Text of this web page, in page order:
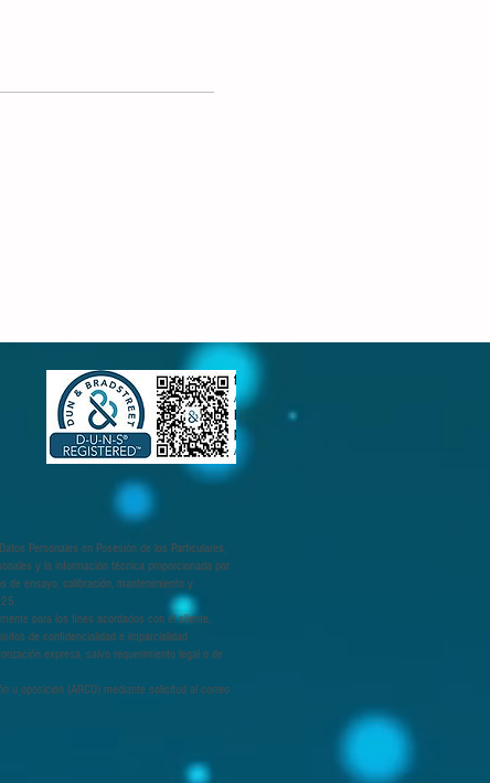
Personales en Posesión de los Particulares,
y la información técnica proporcionada por
de ensayo, calibración, mantenimiento y
para los fines acordados con el cliente,
de confidencialidad e imparcialidad
expresa, salvo requerimiento legal o de
u oposición (ARCO) mediante solicitud al correo